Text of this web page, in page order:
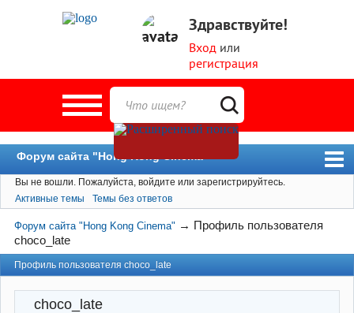
Здравствуйте!
Вход или
регистрация
Форум сайта "Hong Kong Cinema"
Форум
Новости
Пользователи
Поиск
Вы не вошли. Пожалуйста, войдите или зарегистрируйтесь.
Активные темы
Темы без ответов
Форум сайта "Hong Kong Cinema" → Профиль пользователя
choco_late
Профиль пользователя choco_late
choco_late